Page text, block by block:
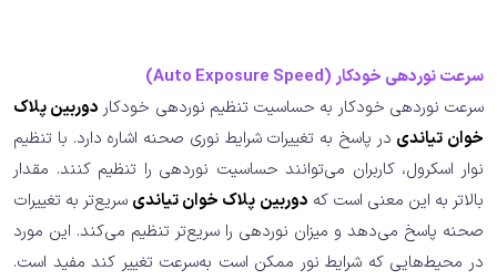
سرعت نوردهی خودکار (Auto Exposure Speed)
سرعت نوردهی خودکار به حساسیت تنظیم نوردهی خودکار دوربین پلاک
خوان تیاندی در پاسخ به تغییرات شرایط نوری صحنه اشاره دارد. با تنظیم
نوار اسکرول، کاربران می‌توانند حساسیت نوردهی را تنظیم کنند. مقدار
بالاتر به این معنی است که دوربین پلاک خوان تیاندی سریع‌تر به تغییرات
صحنه پاسخ می‌دهد و میزان نوردهی را سریع‌تر تنظیم می‌کند. این مورد
در محیط‌هایی که شرایط نور ممکن است به‌سرعت تغییر کند مفید است.